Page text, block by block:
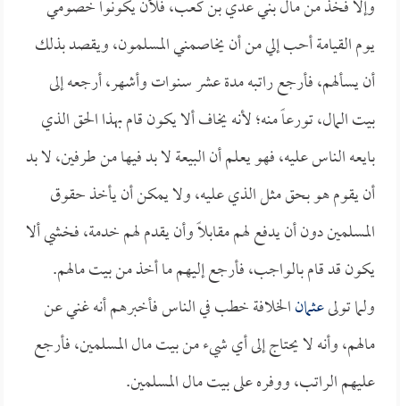
وإلا فخذ من مال بني عدي بن كعب، فلأن يكونوا خصومي
يوم القيامة أحب إلي من أن يخاصمني المسلمون، ويقصد بذلك
أن يسألهم، فأرجع راتبه مدة عشر سنوات وأشهر، أرجعه إلى
بيت المال، تورعاً منه؛ لأنه يخاف ألا يكون قام بهذا الحق الذي
بايعه الناس عليه، فهو يعلم أن البيعة لا بد فيها من طرفين، لا بد
أن يقوم هو بحق مثل الذي عليه، ولا يمكن أن يأخذ حقوق
المسلمين دون أن يدفع لهم مقابلاً وأن يقدم لهم خدمة، فخشي ألا
يكون قد قام بالواجب، فأرجع إليهم ما أخذ من بيت مالهم.
ولما تولىعثمانالخلافة خطب في الناس فأخبرهم أنه غني عن
مالهم، وأنه لا يحتاج إلى أي شيء من بيت مال المسلمين، فأرجع
عليهم الراتب، ووفره على بيت مال المسلمين.